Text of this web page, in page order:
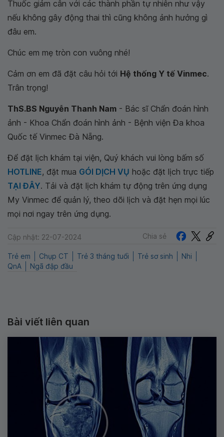
Thuốc giảm cân với các thành phần tự nhiên như vậy
nếu không gây động thai thì cũng không ảnh hưởng gì
đâu em.
Chúc em mẹ tròn con vuông nhé!
Cảm ơn em đã đặt câu hỏi tới Hệ thống Y tế Vinmec.
Trân trọng!
ThS.BS Nguyễn Thanh Nam - Bác sĩ Chẩn đoán hình
ảnh - Khoa Chẩn đoán hình ảnh - Bệnh viện Đa khoa
Quốc tế Vinmec Đà Nẵng.
Để đặt lịch khám tại viện, Quý khách vui lòng bấm số
HOTLINE, đặt mua GÓI DỊCH VỤ hoặc đặt lịch trực tiếp
TẠI ĐÂY. Tải và đặt lịch khám tự động trên ứng dụng
My Vinmec để quản lý, theo dõi lịch và đặt hẹn mọi lúc
mọi nơi ngay trên ứng dụng.
Cập nhật: 22-07-2024 Chia sẻ
Trẻ em Chụp CT Trẻ 3 tháng tuổi Trẻ sơ sinh
Nhi
QnA
Ngã đập đầu
Bài viết liên quan